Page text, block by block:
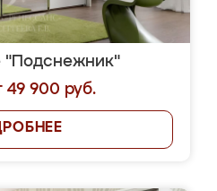
"Подснежник"
49 900 руб.